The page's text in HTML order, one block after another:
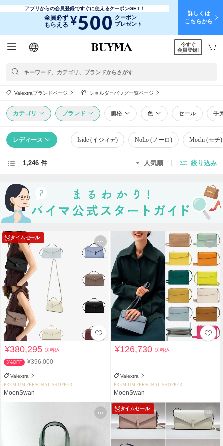
アプリからの会員登録ですぐに使えるクーポンGET！
全員必ず
もらえる ¥500 クーポン
プレゼント
詳しくは
こちらから
日本語
English
简体中文
繁體中文
今すぐ
会員登録!
Valextraブランドページ ショルダーバッグ一覧ページ
カテゴリ ブランド 価格 色 セール 手
レディース Iside (イジィデ) NoLo (ノーロ) Mochi (モチ)
1,246 件 人気順 絞り込み
タイムセール
¥380,295送料込
3%OFF ¥396,000
Valextra
PREMIUM PERSONAL SHOPPER
MoonSwan
¥126,730送料込
Valextra
PREMIUM PERSONAL SHOPPER
MoonSwan
タイムセール